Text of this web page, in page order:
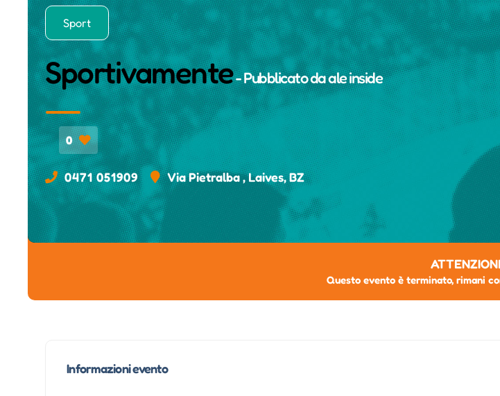
Sport
Sportivamente- Pubblicato daale inside
0
0471 051909 Via Pietralba , Laives, BZ
Questo evento è terminato, rimani
Informazioni evento